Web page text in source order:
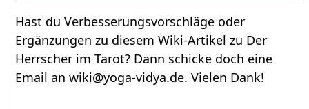
Hast du Verbesserungsvorschläge oder
Ergänzungen zu diesem Wiki-Artikel zu Der
Herrscher im Tarot? Dann schicke doch eine
Email an wiki@yoga-vidya.de. Vielen Dank!